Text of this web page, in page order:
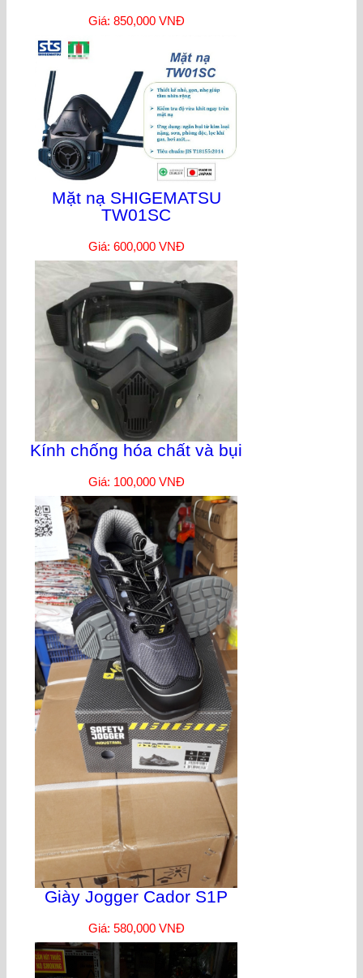
Giá: 850,000 VNĐ
Mặt nạ SHIGEMATSU
TW01SC
Giá: 600,000 VNĐ
Kính chống hóa chất và bụi
Giá: 100,000 VNĐ
Giày Jogger Cador S1P
Giá: 580,000 VNĐ